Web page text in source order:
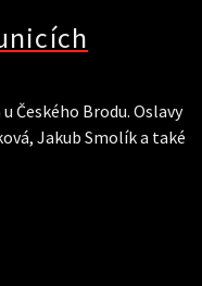
Českého Brodu. Oslavy
Jakub Smolík a také